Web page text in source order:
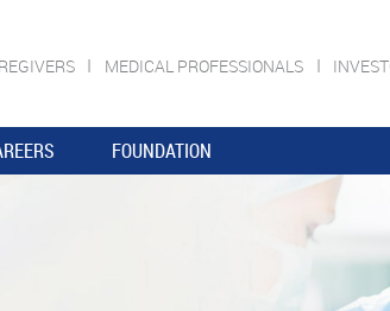
MEDICAL PROFESSIONALS
FOUNDATION